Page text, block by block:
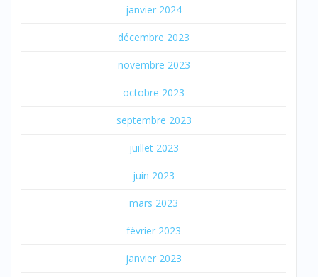
janvier 2024
décembre 2023
novembre 2023
octobre 2023
septembre 2023
juillet 2023
juin 2023
mars 2023
février 2023
janvier 2023